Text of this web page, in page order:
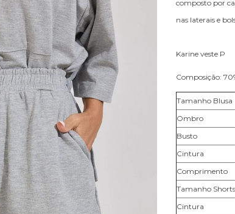
composto por
nas laterais e
Karine veste P
Composição:
Tamanho Blusa
Ombro
Busto
Cintura
Comprimento
Tamanho Shorts
Cintura